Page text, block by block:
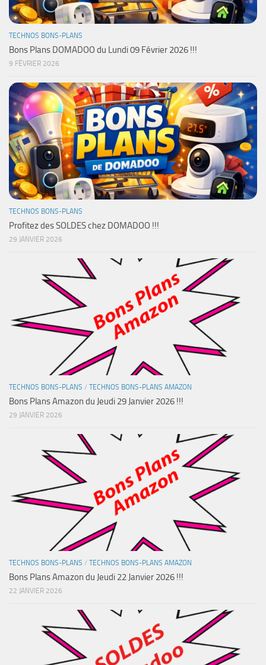
TECHNOS BONS-PLANS
Bons Plans DOMADOO du Lundi 09 Février 2026 !!!
9 FÉVRIER 2026
TECHNOS BONS-PLANS
Profitez des SOLDES chez DOMADOO !!!
29 JANVIER 2026
TECHNOS BONS-PLANS / TECHNOS BONS-PLANS AMAZON
Bons Plans Amazon du Jeudi 29 Janvier 2026 !!!
29 JANVIER 2026
TECHNOS BONS-PLANS / TECHNOS BONS-PLANS AMAZON
Bons Plans Amazon du Jeudi 22 Janvier 2026 !!!
22 JANVIER 2026